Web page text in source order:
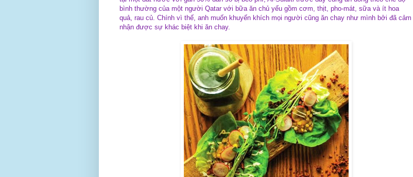
bình thường của một người Qatar với bữa ăn chủ yếu gồm cơm, thịt, pho-mát, sữa và ít hoa
quả, rau củ. Chính vì thế, anh muốn khuyến khích mọi người cũng ăn chay như mình bởi đã cảm
nhận được sự khác biệt khi ăn chay.